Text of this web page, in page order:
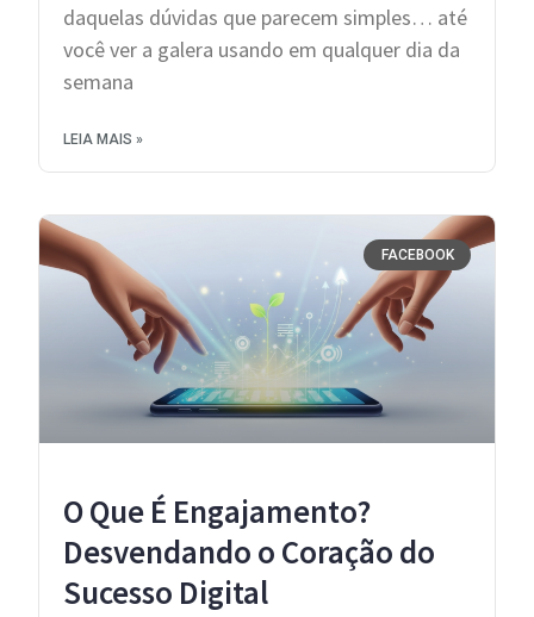
daquelas dúvidas que parecem simples… até
você ver a galera usando em qualquer dia da
semana
LEIA MAIS »
FACEBOOK
O Que É Engajamento?
Desvendando o Coração do
Sucesso Digital